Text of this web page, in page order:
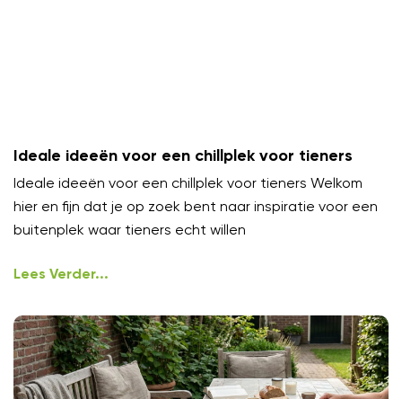
Ideale ideeën voor een chillplek voor tieners
Ideale ideeën voor een chillplek voor tieners Welkom
hier en fijn dat je op zoek bent naar inspiratie voor een
buitenplek waar tieners echt willen
Lees Verder...